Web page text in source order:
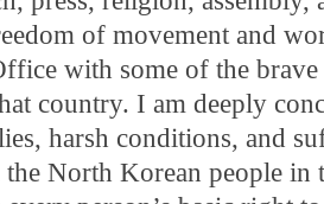
of movement and
with some of the
country. I am deeply
harsh conditions, and
the North Korean people